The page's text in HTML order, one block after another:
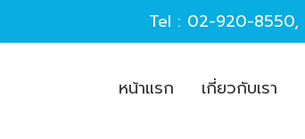
Tel : 02-920-8550,
หน้าแรก เกี่ยวกับเรา